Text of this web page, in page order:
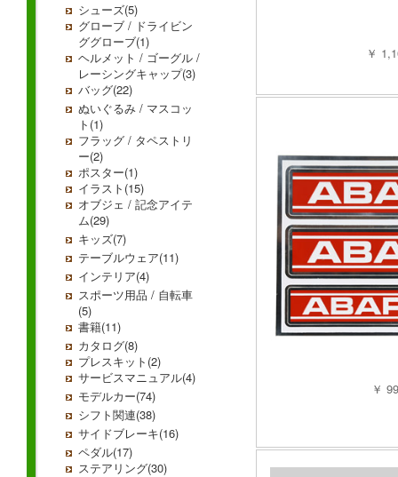
シューズ(5)
グローブ / ドライビン
ググローブ(1)
ヘルメット / ゴーグル /
レーシングキャップ(3)
バッグ(22)
ぬいぐるみ / マスコッ
ト(1)
フラッグ / タペストリ
ー(2)
ポスター(1)
イラスト(15)
オブジェ / 記念アイテ
ム(29)
キッズ(7)
テーブルウェア(11)
インテリア(4)
スポーツ用品 / 自転車
(5)
書籍(11)
カタログ(8)
プレスキット(2)
サービスマニュアル(4)
モデルカー(74)
シフト関連(38)
サイドブレーキ(16)
ペダル(17)
ステアリング(30)
￥
￥